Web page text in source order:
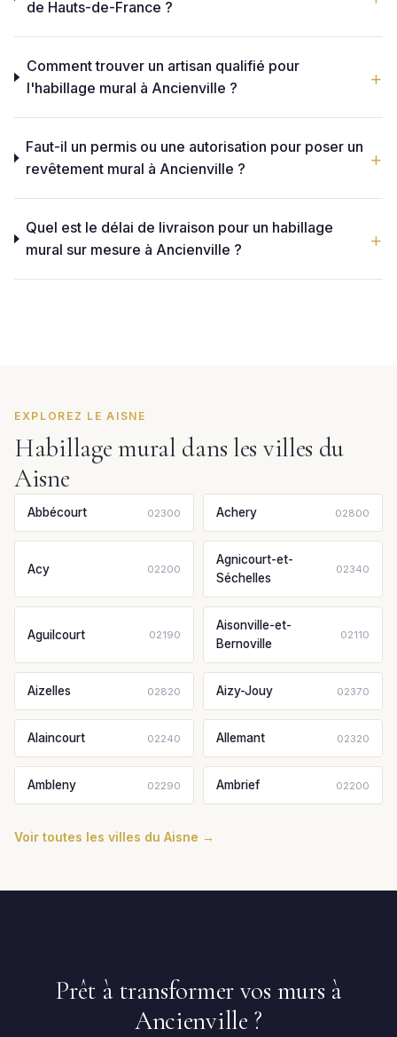
de Hauts-de-France ?
Comment trouver un artisan qualifié pour
l'habillage mural à Ancienville ?
Faut-il un permis ou une autorisation pour poser un
revêtement mural à Ancienville ?
Quel est le délai de livraison pour un habillage
mural sur mesure à Ancienville ?
EXPLOREZ LE AISNE
Habillage mural dans les villes du
Aisne
Abbécourt 02300 Achery 02800
Acy 02200
Agnicourt-et-
Séchelles
02340
Aguilcourt 02190
Aisonville-et-
Bernoville
02110
Aizelles 02820 Aizy-Jouy 02370
Alaincourt 02240 Allemant 02320
Ambleny 02290 Ambrief 02200
Voir toutes les villes du Aisne →
Prêt à transformer vos murs à
Ancienville ?